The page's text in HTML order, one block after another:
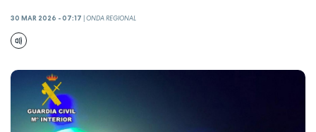
30 MAR 2026 - 07:17 ONDA REGIONAL